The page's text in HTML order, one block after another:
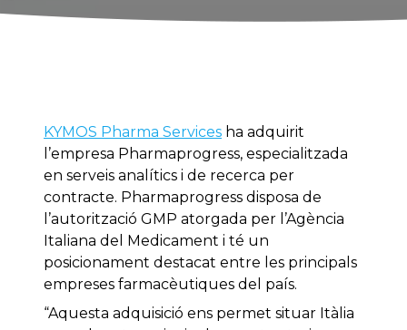
KYMOS Pharma Services ha adquirit
l’empresa Pharmaprogress, especialitzada
en serveis analítics i de recerca per
contracte. Pharmaprogress disposa de
l’autorització GMP atorgada per l’Agència
Italiana del Medicament i té un
posicionament destacat entre les principals
empreses farmacèutiques del país.
“Aquesta adquisició ens permet situar Itàlia